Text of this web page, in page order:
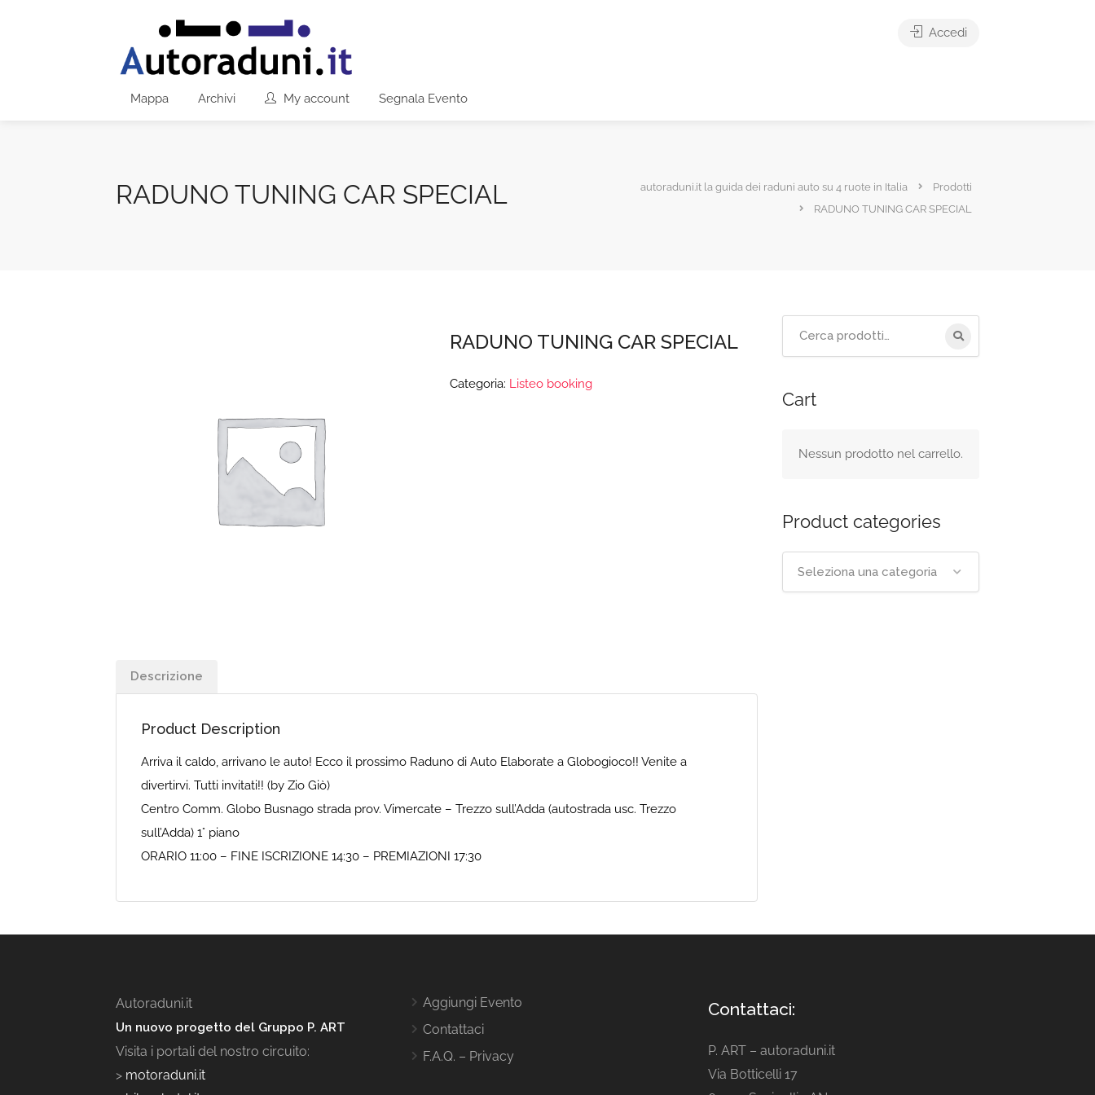
Mappa Archivi My account Segnala Evento
Accedi
RADUNO TUNING CAR SPECIAL autoraduni.it la guida dei raduni auto su 4 ruote in Italia
Prodotti
RADUNO TUNING CAR SPECIAL
RADUNO TUNING CAR SPECIAL
Categoria: Listeo booking
Descrizione
Product Description
Arriva il caldo, arrivano le auto! Ecco il prossimo Raduno di Auto Elaborate a Globogioco!! Venite a
divertirvi. Tutti invitati!! (by Zio Giò)
Centro Comm. Globo Busnago strada prov. Vimercate – Trezzo sull’Adda (autostrada usc. Trezzo
sull’Adda) 1° piano
ORARIO 11:00 – FINE ISCRIZIONE 14:30 – PREMIAZIONI 17:30
Cart
Nessun prodotto nel carrello.
Product categories
Seleziona una categoria
Autoraduni.it
Un nuovo progetto del Gruppo P. ART
Visita i portali del nostro circuito:
> motoraduni.it
Aggiungi Evento
Contattaci
F.A.Q. – Privacy
Contattaci:
P. ART – autoraduni.it
Via Botticelli 17